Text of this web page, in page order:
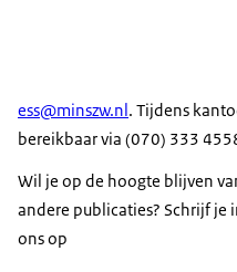
ess@minszw.nl. Tijdens
bereikbaar via (070) 333
Wil je op de hoogte blijven
andere publicaties? Schrijf je
ons op